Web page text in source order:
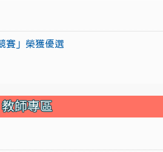
賽」榮獲優選
教師專區